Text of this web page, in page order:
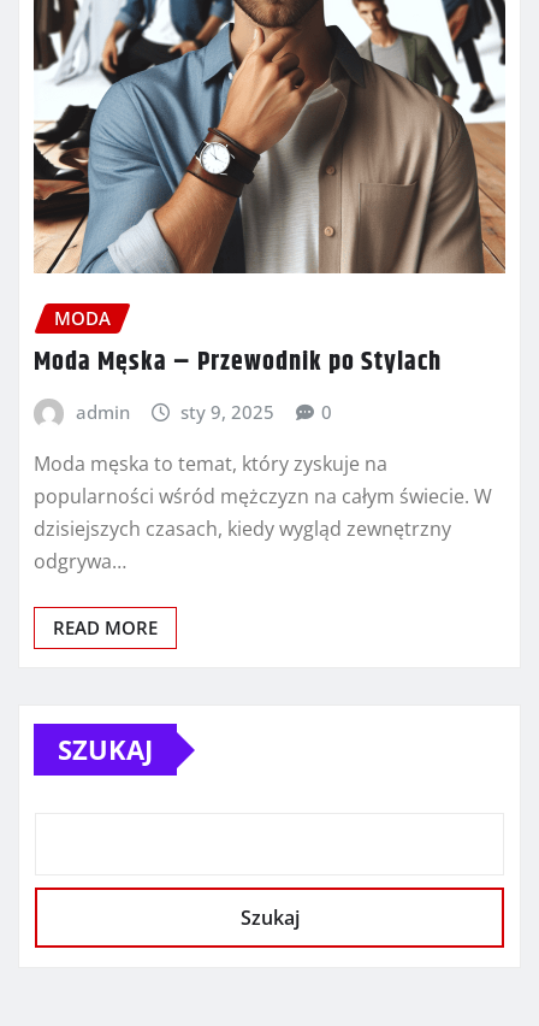
MODA
Moda Męska – Przewodnik po Stylach
admin sty 9, 2025 0
Moda męska to temat, który zyskuje na
popularności wśród mężczyzn na całym świecie. W
dzisiejszych czasach, kiedy wygląd zewnętrzny
odgrywa…
READ MORE
SZUKAJ
Szukaj